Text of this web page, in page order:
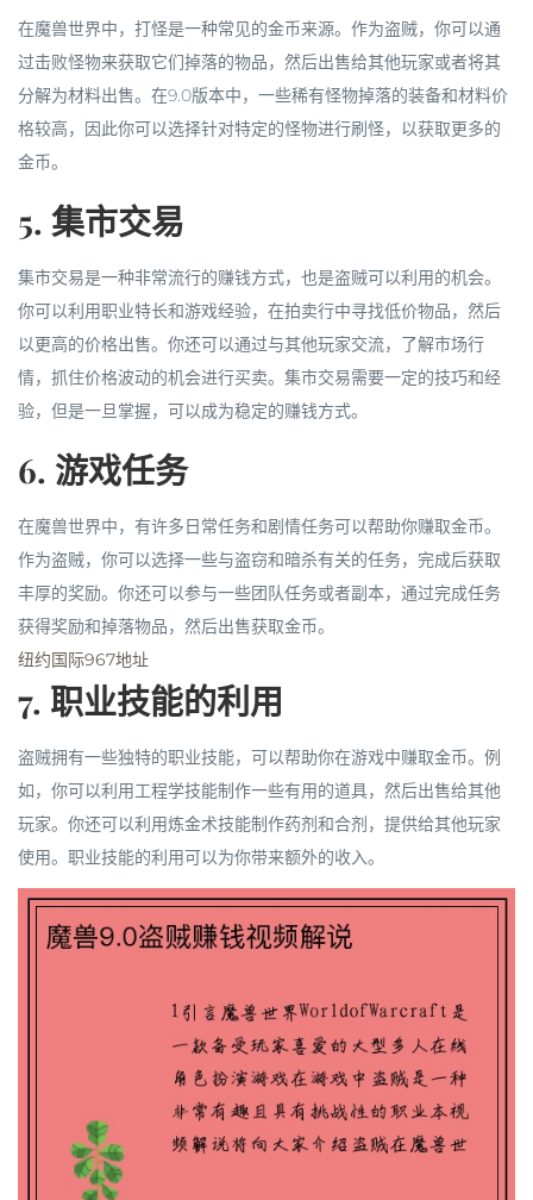
在魔兽世界中，打怪是一种常见的金币来源。作为盗贼，你可以通
过击败怪物来获取它们掉落的物品，然后出售给其他玩家或者将其
分解为材料出售。在9.0版本中，一些稀有怪物掉落的装备和材料价
格较高，因此你可以选择针对特定的怪物进行刷怪，以获取更多的
金币。
5. 集市交易
集市交易是一种非常流行的赚钱方式，也是盗贼可以利用的机会。
你可以利用职业特长和游戏经验，在拍卖行中寻找低价物品，然后
以更高的价格出售。你还可以通过与其他玩家交流，了解市场行
情，抓住价格波动的机会进行买卖。集市交易需要一定的技巧和经
验，但是一旦掌握，可以成为稳定的赚钱方式。
6. 游戏任务
在魔兽世界中，有许多日常任务和剧情任务可以帮助你赚取金币。
作为盗贼，你可以选择一些与盗窃和暗杀有关的任务，完成后获取
丰厚的奖励。你还可以参与一些团队任务或者副本，通过完成任务
获得奖励和掉落物品，然后出售获取金币。
纽约国际967地址
7. 职业技能的利用
盗贼拥有一些独特的职业技能，可以帮助你在游戏中赚取金币。例
如，你可以利用工程学技能制作一些有用的道具，然后出售给其他
玩家。你还可以利用炼金术技能制作药剂和合剂，提供给其他玩家
使用。职业技能的利用可以为你带来额外的收入。